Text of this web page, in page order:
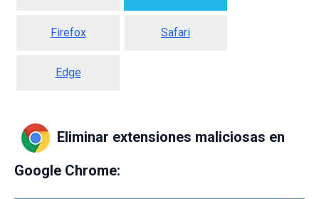
Firefox Safari
Edge
Eliminar extensiones maliciosas en
Google Chrome: